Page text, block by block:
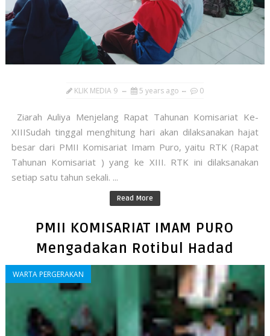
KLIK MEDIA 9 5 years ago 0
Ziarah Auliya Menjelang Rapat Tahunan Komisariat Ke-
XIIISudah tinggal menghitung hari akan dilaksanakan hajat
besar dari PMII Komisariat Imam Puro, yaitu RTK (Rapat
Tahunan Komisariat ) yang ke XIII. RTK ini dilaksanakan
setiap satu tahun sekali. ...
Read More
PMII KOMISARIAT IMAM PURO
Mengadakan Rotibul Hadad
WARTA PERGERAKAN